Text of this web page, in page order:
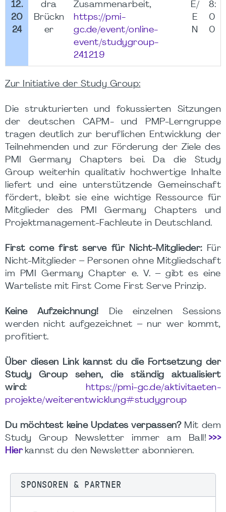
12.
20
24
dra
Brückn
er
Zusammenarbeit,
https://pmi-
gc.de/event/online-
event/studygroup-
241219
E/
E
N
8:
0
0
Zur Initiative der Study Group:
Die strukturierten und fokussierten Sitzungen
der deutschen CAPM- und PMP-Lerngruppe
tragen deutlich zur beruflichen Entwicklung der
Teilnehmenden und zur Förderung der Ziele des
PMI Germany Chapters bei. Da die Study
Group weiterhin qualitativ hochwertige Inhalte
liefert und eine unterstützende Gemeinschaft
fördert, bleibt sie eine wichtige Ressource für
Mitglieder des PMI Germany Chapters und
Projektmanagement-Fachleute in Deutschland.
First come first serve für Nicht-Mitglieder:Für
Nicht-Mitglieder – Personen ohne Mitgliedschaft
im PMI Germany Chapter e. V. – gibt es eine
Warteliste mit First Come First Serve Prinzip.
Keine Aufzeichnung! Die einzelnen Sessions
werden nicht aufgezeichnet – nur wer kommt,
profitiert.
Über diesen Link kannst du die Fortsetzung der
Study Group sehen, die ständig aktualisiert
wird:
https://pmi-gc.de/aktivitaeten-
projekte/weiterentwicklung#studygroup
Du möchtest keine Updates verpassen?Mit dem
Study Group Newsletter immer am Ball! >>>
Hier kannst du den Newsletter abonnieren.
SPONSOREN & PARTNER